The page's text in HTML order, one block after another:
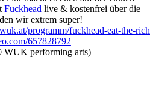
Fuckhead live & kostenfrei über die
wir extrem super!
programm/fuckhead-eat-the-
657828792
WUK performing arts)